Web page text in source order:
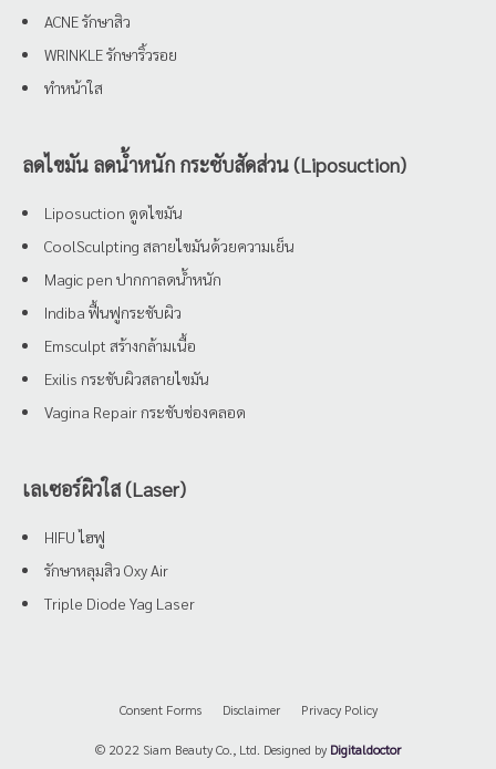
ACNE รักษาสิว
WRINKLE รักษาริ้วรอย
ทำหน้าใส
ลดไขมัน ลดน้ำหนัก กระชับสัดส่วน (Liposuction)
Liposuction ดูดไขมัน
CoolSculpting สลายไขมันด้วยความเย็น
Magic pen ปากกาลดน้ำหนัก
Indiba ฟื้นฟูกระชับผิว
Emsculpt สร้างกล้ามเนื้อ
Exilis กระชับผิวสลายไขมัน
Vagina Repair กระชับช่องคลอด
เลเซอร์ผิวใส (Laser)
HIFU ไฮฟู
รักษาหลุมสิว Oxy Air
Triple Diode Yag Laser
Consent Forms Disclaimer Privacy Policy
© 2022 Siam Beauty Co., Ltd. Designed by Digitaldoctor